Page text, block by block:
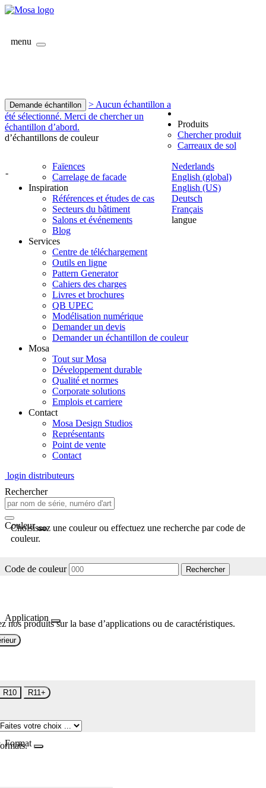
menu
Demande échantillon
> Aucun échantillon a
été sélectionné. Merci de chercher un
échantillon d’abord.
d’échantillons de couleur
-
Nederlands
English (global)
English (US)
Deutsch
Français
langue
Produits
Chercher produit
Carreaux de sol
Faïences
Carrelage de facade
Inspiration
Références et études de cas
Secteurs du bâtiment
Salons et événements
Blog
Services
Centre de téléchargement
Outils en ligne
Pattern Generator
Cahiers des charges
Livres et brochures
QB UPEC
Modélisation numérique
Demander un devis
Demander un échantillon de couleur
Mosa
Tout sur Mosa
Développement durable
Qualité et normes
Corporate solutions
Emplois et carriere
Contact
Mosa Design Studios
Représentants
Point de vente
Contact
login distributeurs
Rechercher
Couleur
Choisissez une couleur ou effectuez une recherche par code de
couleur.
Code de couleur Rechercher
Application
nos produits sur la base d’applications ou de caractéristiques.
R10 R11+
Format